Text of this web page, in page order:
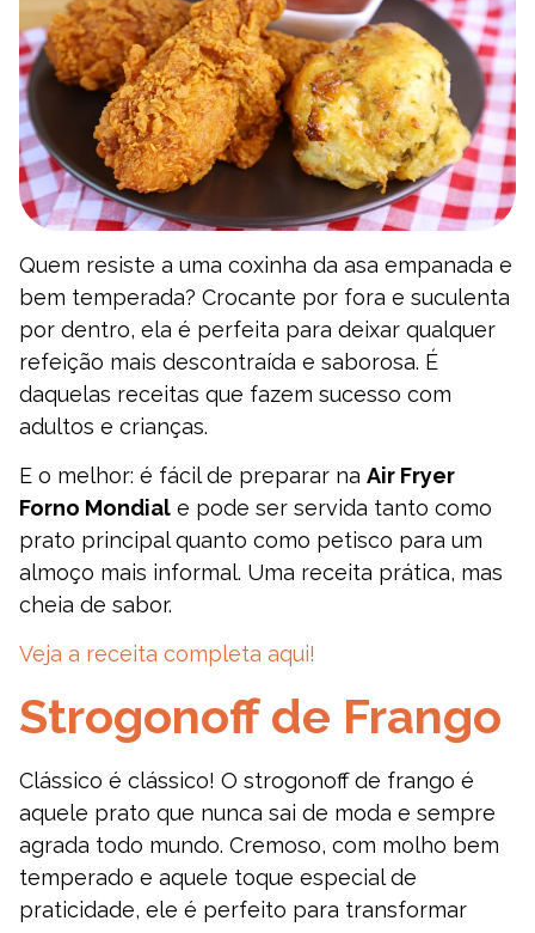
Quem resiste a uma coxinha da asa empanada e
bem temperada? Crocante por fora e suculenta
por dentro, ela é perfeita para deixar qualquer
refeição mais descontraída e saborosa. É
daquelas receitas que fazem sucesso com
adultos e crianças.
E o melhor: é fácil de preparar na Air Fryer
Forno Mondial e pode ser servida tanto como
prato principal quanto como petisco para um
almoço mais informal. Uma receita prática, mas
cheia de sabor.
Veja a receita completa aqui!
Strogonoff de Frango
Clássico é clássico! O strogonoff de frango é
aquele prato que nunca sai de moda e sempre
agrada todo mundo. Cremoso, com molho bem
temperado e aquele toque especial de
praticidade, ele é perfeito para transformar